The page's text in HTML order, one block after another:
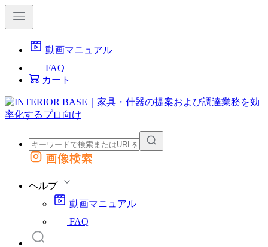
動画マニュアル
FAQ
カート
外部サイトの商品をカートに追加
画像検索
ヘルプ
動画マニュアル
FAQ